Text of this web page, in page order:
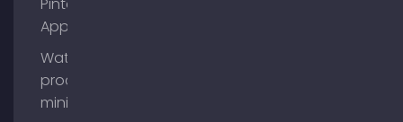
App?
Wat is
process
mining?